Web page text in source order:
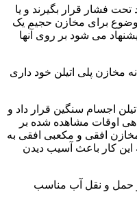
تحت فشار قرار بگیرند و یا
موضوع برای مخازن حجیم یک
می شود بر روی آنها
مخازن پلی اتیلن خود داری
اجسام سنگین قرار داد و
اوقات مشاهده شده بر
افقی و مکعبی افقی به
این کار باعث آسیب دیدن
و حمل و نقل آب مناسب